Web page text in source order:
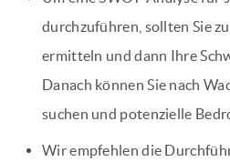
durchzuführen, sollten Sie
ermitteln und dann Ihre
Danach können Sie nach
suchen und potenzielle
Wir empfehlen die